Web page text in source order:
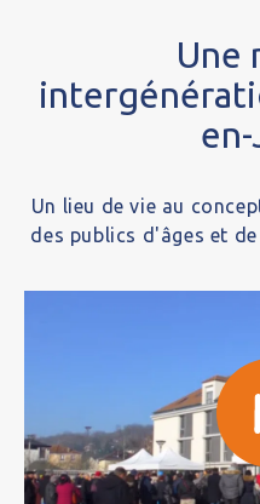
Une
en-
Un lieu de vie au
des publics d'âges et